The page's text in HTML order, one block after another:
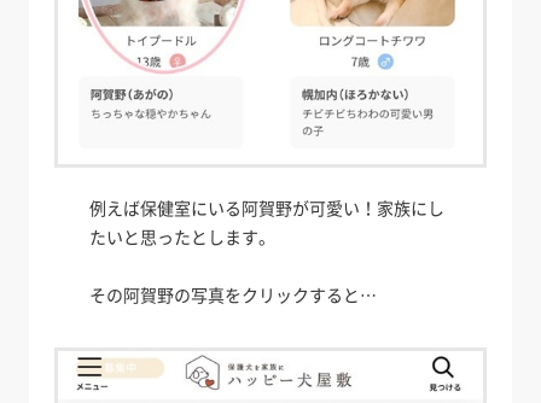
例えば保健室にいる阿賀野が可愛い！家族にし
たいと思ったとします。
その阿賀野の写真をクリックすると…